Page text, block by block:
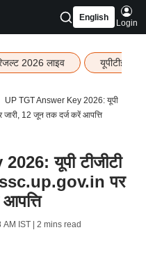
English
Login
2026 लाइव यूपीटीईटी
UP TGT Answer Key 2026: यूपी
12 जून तक दर्ज करें आपत्ति
यूपी टीजीटी
पर
AM IST| 2 mins read